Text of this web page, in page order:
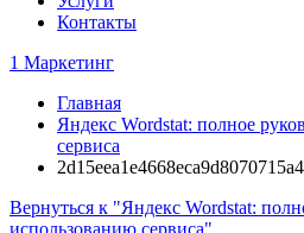
Контакты
1 Маркетинг
Главная
Яндекс Wordstat: полное
сервиса
Вернуться к "Яндекс Wordstat:
использованию сервиса"